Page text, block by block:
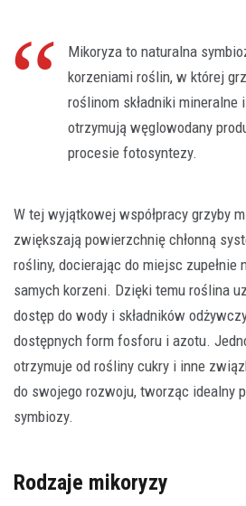
Mikoryza to naturalna
korzeniami roślin, w której
roślinom składniki mineralne
otrzymują węglowodany
procesie fotosyntezy.
W tej wyjątkowej współpracy grzyby
zwiększają powierzchnię chłonną
rośliny, docierając do miejsc zupełnie
samych korzeni. Dzięki temu roślina
dostęp do wody i składników
dostępnych form fosforu i azotu.
otrzymuje od rośliny cukry i inne
do swojego rozwoju, tworząc idealny
symbiozy.
Rodzaje mikoryzy